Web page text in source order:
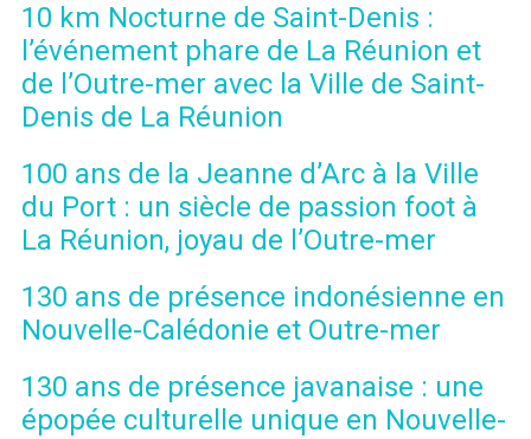
10 km Nocturne de Saint-Denis :
l’événement phare de La Réunion et
de l’Outre-mer avec la Ville de Saint-
Denis de La Réunion
100 ans de la Jeanne d’Arc à la Ville
du Port : un siècle de passion foot à
La Réunion, joyau de l’Outre-mer
130 ans de présence indonésienne en
Nouvelle-Calédonie et Outre-mer
130 ans de présence javanaise : une
épopée culturelle unique en Nouvelle-